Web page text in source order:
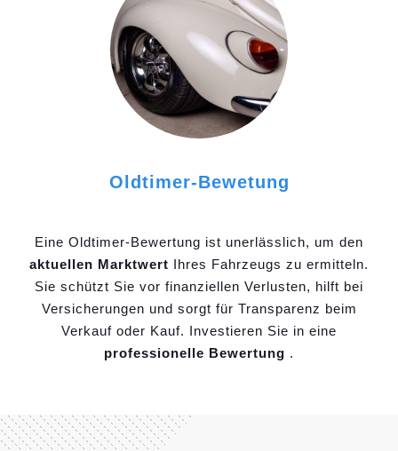
Oldtimer-Bewetung
Eine Oldtimer-Bewertung ist unerlässlich, um den
aktuellen Marktwert Ihres Fahrzeugs zu ermitteln.
Sie schützt Sie vor finanziellen Verlusten, hilft bei
Versicherungen und sorgt für Transparenz beim
Verkauf oder Kauf. Investieren Sie in eine
professionelle Bewertung .